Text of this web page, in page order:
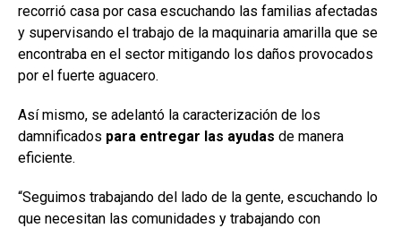
recorrió casa por casa escuchando las familias afectadas
y supervisando el trabajo de la maquinaria amarilla que se
encontraba en el sector mitigando los daños provocados
por el fuerte aguacero.
Así mismo, se adelantó la caracterización de los
damnificados para entregar las ayudas de manera
eficiente.
“Seguimos trabajando del lado de la gente, escuchando lo
que necesitan las comunidades y trabajando con